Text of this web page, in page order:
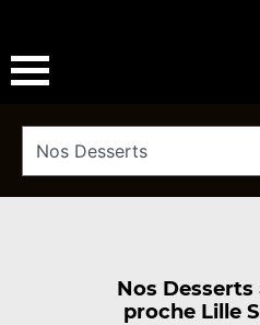
Nos
proche Lille